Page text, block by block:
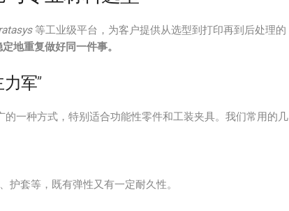
等工业级平台，为客户提供从选型到打印再到后处理的
地重复做好同一件事。
军”
一种方式，特别适合功能性零件和工装夹具。我们常用的几
护套等，既有弹性又有一定耐久性。